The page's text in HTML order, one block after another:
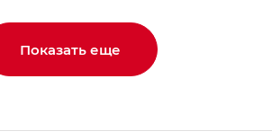
Показать еще